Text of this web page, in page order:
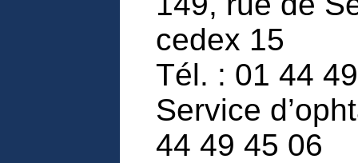
cedex 15
Tél. : 01 44
Service
44 49 45 06